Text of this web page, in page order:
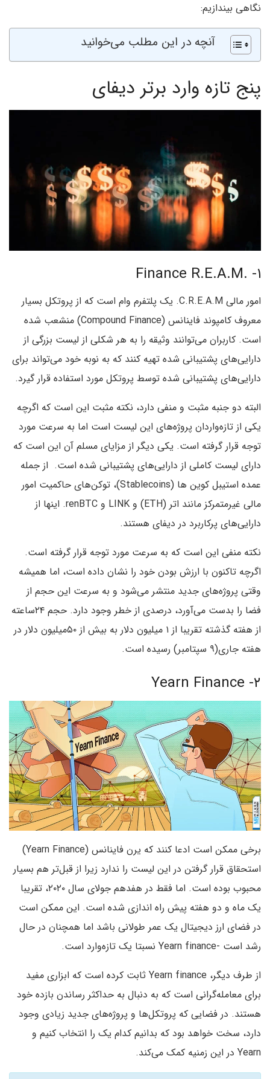
نگاهی بیندازیم:
آنچه در این مطلب می‌خوانید
پنج تازه وارد برتر دیفای
۱- .Finance R.E.A.M
امور مالی C.R.E.A.M. یک پلتفرم وام است که از پروتکل بسیار
معروف کامپوند فاینانس (Compound Finance) منشعب شده
است. کاربران می‌توانند وثیقه را به هر شکلی از لیست بزرگی از
دارایی‌های پشتیبانی شده تهیه کنند که به نوبه‌ خود می‌تواند برای
دارایی‌های پشتیبانی شده توسط پروتکل مورد استفاده قرار گیرد.
البته دو جنبه‌ مثبت و منفی دارد، نکته‌ مثبت این است که اگرچه
یکی از تازه‌واردان پروژه‌های این لیست است اما به سرعت مورد
توجه قرار گرفته است. یکی دیگر از مزایای مسلم آن این است که
دارای لیست کاملی از دارایی‌های پشتیبانی شده است. از جمله
عمده‌ استیبل کوین ها (Stablecoins)، توکن‌های حاکمیت امور
مالی غیرمتمرکز مانند اتر (ETH) و LINK و renBTC. اینها از
دارایی‌های پرکاربرد در دیفای هستند.
نکته‌ منفی این است که به سرعت مورد توجه قرار گرفته است.
اگرچه تاکنون با ارزش بودن خود را نشان داده است، اما همیشه
وقتی پروژه‌های جدید منتشر می‌شود و به سرعت این حجم از
فضا را بدست می‌آورد، درصدی از خطر وجود دارد. حجم ۲۴ساعته
از هفته‌ گذشته تقریبا از ۱ میلیون دلار به بیش از ۵۰میلیون دلار در
هفته‌ جاری(۹ سپتامبر) رسیده است.
۲- Yearn Finance
برخی ممکن است ادعا کنند که یرن فاینانس (Yearn Finance)
استحقاق قرار گرفتن در این لیست را ندارد زیرا از قبل‌تر هم بسیار
محبوب بوده است. اما فقط در هفدهم جولای سال ۲۰۲۰، تقریبا
یک ماه و دو هفته پیش راه اندازی شده است. این ممکن است
در فضای ارز دیجیتال یک عمر طولانی باشد اما همچنان در حال
رشد است -Yearn finance نسبتا یک تازه‌وارد است.
از طرف دیگر، Yearn finance ثابت کرده است که ابزاری مفید
برای معامله‌گرانی است که به دنبال به حداکثر رساندن بازده خود
هستند. در فضایی که پروتکل‌ها و پروژه‌های جدید زیادی وجود
دارد، سخت خواهد بود که بدانیم کدام یک را انتخاب کنیم و
Yearn در این زمنیه کمک می‌کند.